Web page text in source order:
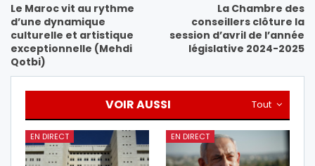
Le Maroc vit au rythme
d’une dynamique
culturelle et artistique
exceptionnelle (Mehdi
Qotbi)
La Chambre des
conseillers clôture la
session d’avril de l’année
législative 2024-2025
Tout
VOIR AUSSI
EN DIRECT EN DIRECT